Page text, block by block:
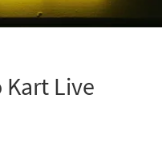
Kart Live